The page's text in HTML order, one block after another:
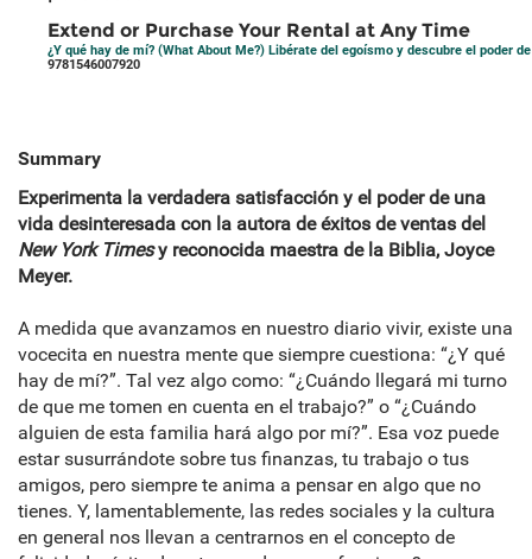
Extend or Purchase Your Rental at Any Time
¿Y qué hay de mí? (What About Me?) Libérate del egoísmo y descubre el poder
9781546007920
Summary
Experimenta la verdadera satisfacción y el poder de una
vida desinteresada con la autora de éxitos de ventas del
New York Timesy reconocida maestra de la Biblia, Joyce
Meyer.
A medida que avanzamos en nuestro diario vivir, existe una
vocecita en nuestra mente que siempre cuestiona: “¿Y qué
hay de mí?”. Tal vez algo como: “¿Cuándo llegará mi turno
de que me tomen en cuenta en el trabajo?” o “¿Cuándo
alguien de esta familia hará algo por mí?”. Esa voz puede
estar susurrándote sobre tus finanzas, tu trabajo o tus
amigos, pero siempre te anima a pensar en algo que no
tienes. Y, lamentablemente, las redes sociales y la cultura
en general nos llevan a centrarnos en el concepto de